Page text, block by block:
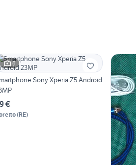
6
Sony Xperia Z5 Android
€
(RE)